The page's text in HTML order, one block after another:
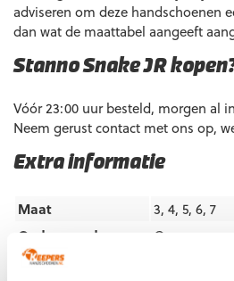
Extra informatie
Maat
3, 4, 5, 6, 7
Ondergrond
Gras
Doelgroep
adviseren om deze handschoenen
dan wat de maattabel aangeeft
Stanno Snake JR
Vóór 23:00 uur besteld, morgen al
Neem gerust contact met ons op,